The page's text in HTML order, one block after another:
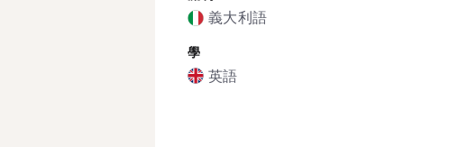
義大利語
學
英語